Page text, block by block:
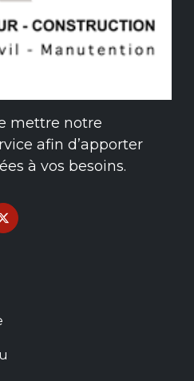
mettre notre
afin d’apporter
à vos besoins.